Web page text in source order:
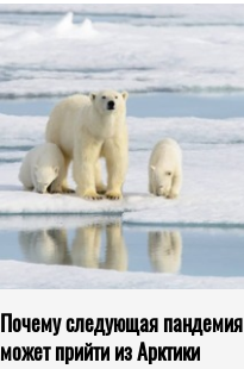
Почему следующая пандемия
может прийти из Арктики